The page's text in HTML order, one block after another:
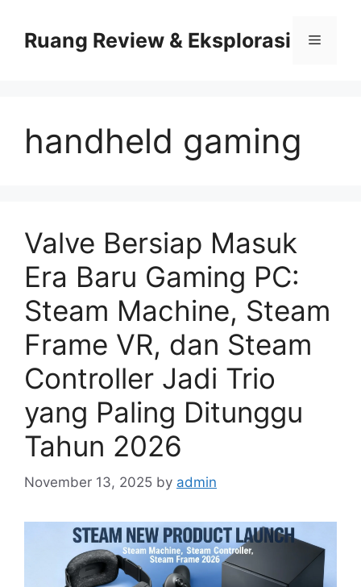
contentRuang Review & Eksplorasi Menu
handheld gaming
Valve Bersiap Masuk
Era Baru Gaming PC:
Steam Machine, Steam
Frame VR, dan Steam
Controller Jadi Trio
yang Paling Ditunggu
Tahun 2026
November 13, 2025 by admin